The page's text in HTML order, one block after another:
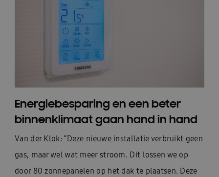
Energiebesparing en een beter
binnenklimaat gaan hand in hand
Van der Klok: “Deze nieuwe installatie verbruikt geen
gas, maar wel wat meer stroom. Dit lossen we op
door 80 zonnepanelen op het dak te plaatsen. Deze